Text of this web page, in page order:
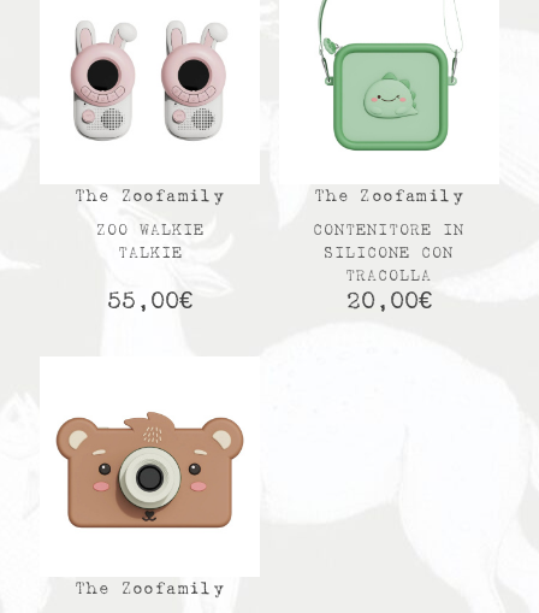
The Zoofamily
ZOO WALKIE
TALKIE
55,00€
The Zoofamily
CONTENITORE IN
SILICONE CON
TRACOLLA
20,00€
The Zoofamily